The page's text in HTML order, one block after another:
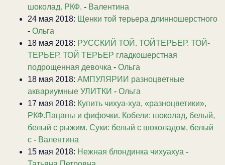
шоколад. РКФ. - Валентина
24 мая 2018: Щенки той терьера длинношерстного
- Ольга
18 мая 2018: РУССКИЙ ТОЙ. ТОЙТЕРЬЕР. ТОЙ-
ТЕРЬЕР. ТОЙ ТЕРЬЕР гладкошерстная
подрощенная девочка - Ольга
18 мая 2018: АМПУЛЯРИИ разноцветные
аквариумные УЛИТКИ - Ольга
17 мая 2018: Купить чихуа-хуа, «разноцветики»,
РКФ.Пацаны и фифочки. Кобели: шоколад, белый,
белый с рыжим. Суки: белый с шоколадом, белый
с - Валентина
15 мая 2018: Нежная блондинка чихуахуа -